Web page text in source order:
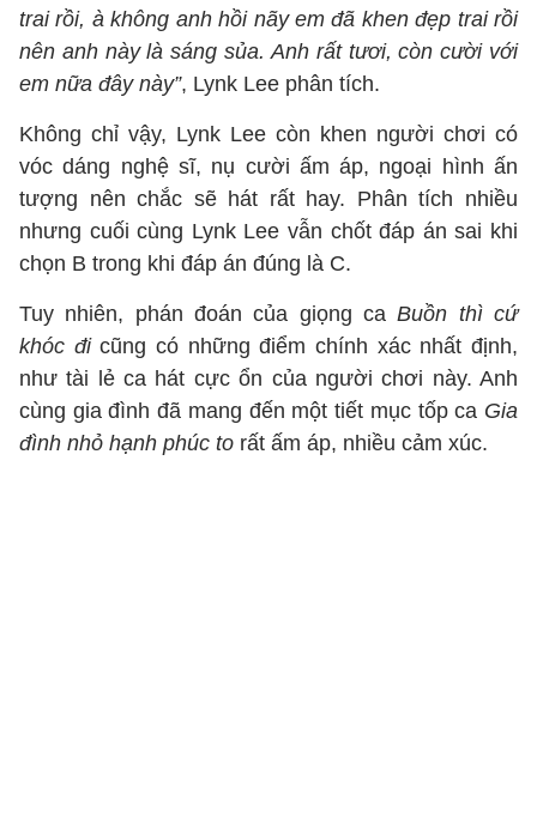
trai rồi, à không anh hồi nãy em đã khen đẹp trai rồi
nên anh này là sáng sủa. Anh rất tươi, còn cười với
em nữa đây này”, Lynk Lee phân tích.
Không chỉ vậy, Lynk Lee còn khen người chơi có
vóc dáng nghệ sĩ, nụ cười ấm áp, ngoại hình ấn
tượng nên chắc sẽ hát rất hay. Phân tích nhiều
nhưng cuối cùng Lynk Lee vẫn chốt đáp án sai khi
chọn B trong khi đáp án đúng là C.
Tuy nhiên, phán đoán của giọng caBuồn thì cứ
khóc đicũng có những điểm chính xác nhất định,
như tài lẻ ca hát cực ổn của người chơi này. Anh
cùng gia đình đã mang đến một tiết mục tốp ca Gia
đình nhỏ hạnh phúc to rất ấm áp, nhiều cảm xúc.